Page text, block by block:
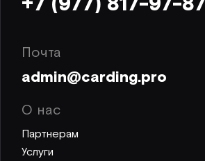
Почта
admin@carding.pro
О нас
Партнерам
Услуги